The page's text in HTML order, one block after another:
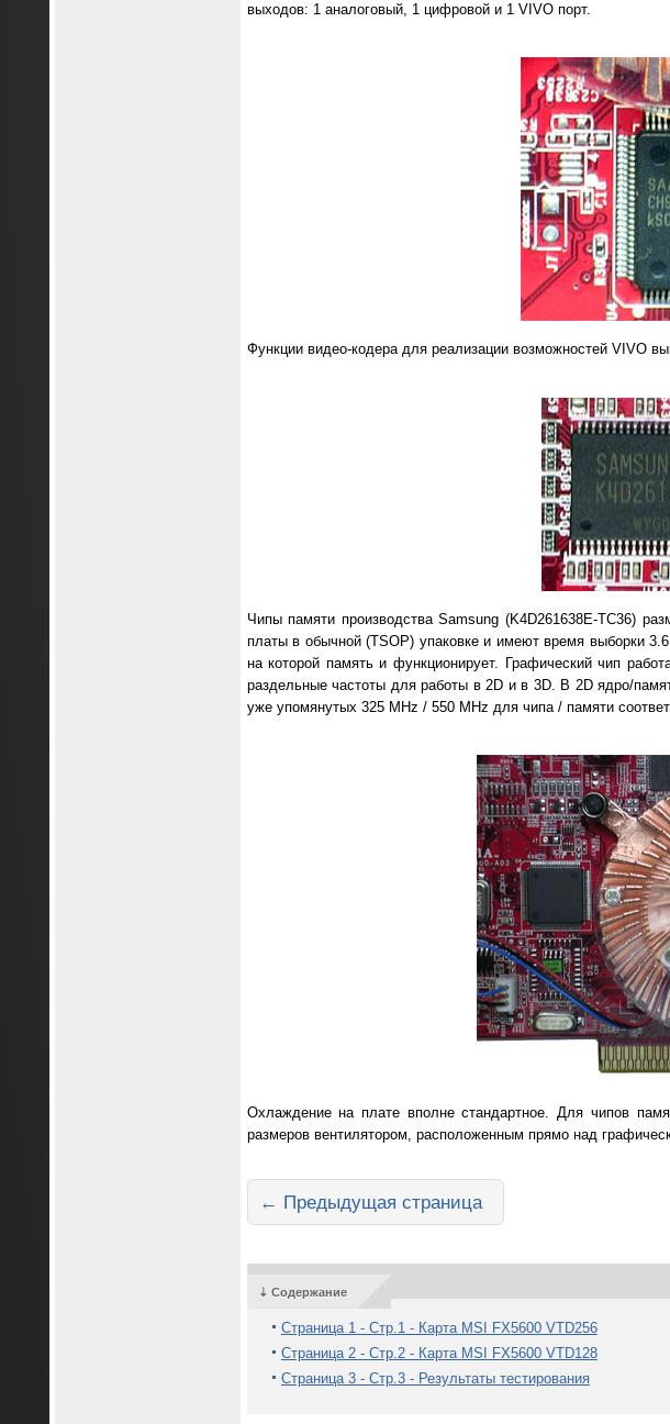
выходов: 1 аналоговый, 1 цифровой и 1 VIVO порт.
Функции видео-кодера для реализации возможностей VIVO
Чипы памяти производства Samsung (K4D261638E-TC36)
платы в обычной (TSOP) упаковке и имеют время выборки
на которой память и функционирует. Графический чип
раздельные частоты для работы в 2D и в 3D. В 2D ядро/
уже упомянутых 325 MHz / 550 MHz для чипа / памяти
Охлаждение на плате вполне стандартное. Для чипов
размеров вентилятором, расположенным прямо над
← Предыдущая страница
⇣ Содержание
Страница 1 - Стр.1 - Карта MSI FX5600 VTD256
Страница 2 - Стр.2 - Карта MSI FX5600 VTD128
Страница 3 - Стр.3 - Результаты тестирования